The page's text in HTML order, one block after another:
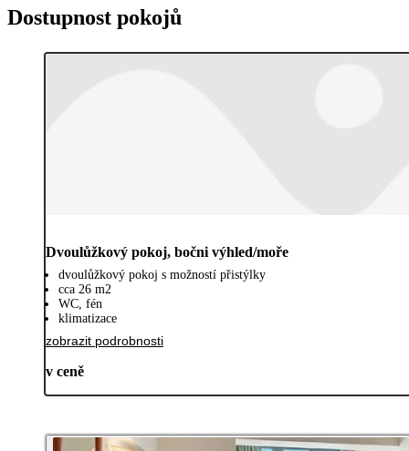
Dostupnost pokojů
Dvoulůžkový pokoj, bočni výhled/moře
dvoulůžkový pokoj s možností přistýlky
cca 26 m2
WC, fén
klimatizace
zobrazit podrobnosti
v ceně